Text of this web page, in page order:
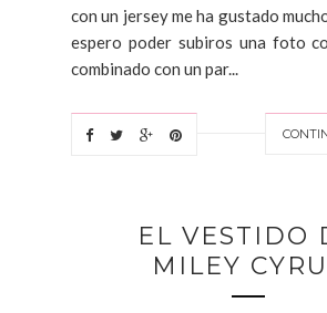
con un jersey me ha gustado
espero poder subiros una foto
combinado con un par...
EL VESTIDO
MILEY